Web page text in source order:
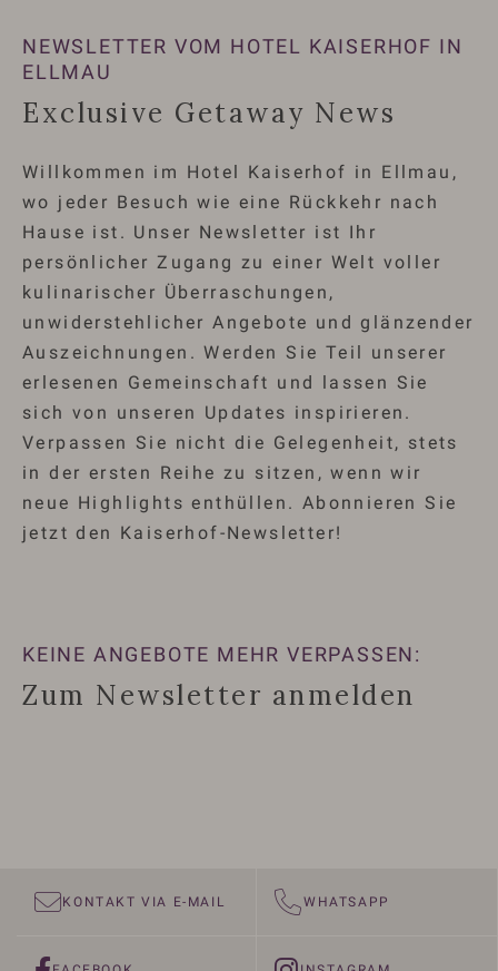
NEWSLETTER VOM HOTEL KAISERHOF IN
ELLMAU
Exclusive Getaway News
Willkommen im Hotel Kaiserhof in Ellmau,
wo jeder Besuch wie eine Rückkehr nach
Hause ist. Unser Newsletter ist Ihr
persönlicher Zugang zu einer Welt voller
kulinarischer Überraschungen,
unwiderstehlicher Angebote und glänzender
Auszeichnungen. Werden Sie Teil unserer
erlesenen Gemeinschaft und lassen Sie
sich von unseren Updates inspirieren.
Verpassen Sie nicht die Gelegenheit, stets
in der ersten Reihe zu sitzen, wenn wir
neue Highlights enthüllen. Abonnieren Sie
jetzt den Kaiserhof-Newsletter!
KEINE ANGEBOTE MEHR VERPASSEN:
Zum Newsletter anmelden
KONTAKT VIA E-MAIL WHATSAPP